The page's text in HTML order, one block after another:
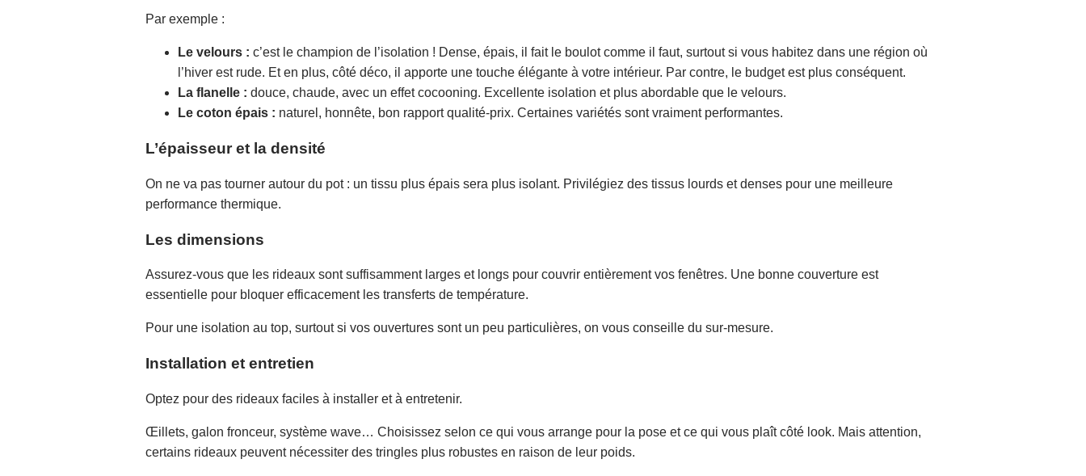
Par exemple :
Le velours : c’est le champion de l’isolation ! Dense, épais, il fait le boulot comme il faut, surtout si vous habitez dans une région où
l’hiver est rude. Et en plus, côté déco, il apporte une touche élégante à votre intérieur. Par contre, le budget est plus conséquent.
La flanelle : douce, chaude, avec un effet cocooning. Excellente isolation et plus abordable que le velours.
Le coton épais : naturel, honnête, bon rapport qualité-prix. Certaines variétés sont vraiment performantes.
L’épaisseur et la densité
On ne va pas tourner autour du pot : un tissu plus épais sera plus isolant. Privilégiez des tissus lourds et denses pour une meilleure
performance thermique.
Les dimensions
Assurez-vous que les rideaux sont suffisamment larges et longs pour couvrir entièrement vos fenêtres. Une bonne couverture est
essentielle pour bloquer efficacement les transferts de température.
Pour une isolation au top, surtout si vos ouvertures sont un peu particulières, on vous conseille du sur-mesure.
Installation et entretien
Optez pour des rideaux faciles à installer et à entretenir.
Œillets, galon fronceur, système wave… Choisissez selon ce qui vous arrange pour la pose et ce qui vous plaît côté look. Mais attention,
certains rideaux peuvent nécessiter des tringles plus robustes en raison de leur poids.